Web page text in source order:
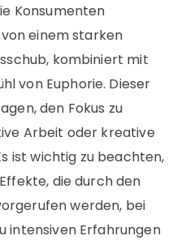
Konsumenten
einem starken
kombiniert mit
von Euphorie. Dieser
den Fokus zu
Arbeit oder kreative
ist wichtig zu beachten,
die durch den
werden, bei
intensiven Erfahrungen